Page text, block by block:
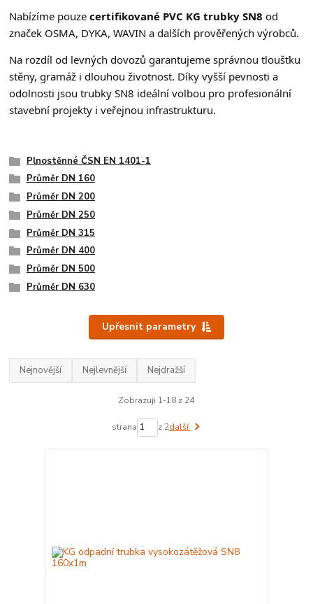
Nabízíme pouzecertifikované PVC KG trubky SN8 od
značek OSMA, DYKA, WAVIN a dalších prověřených výrobců.
Na rozdíl od levných dovozů garantujeme správnou tloušťku
stěny, gramáž i dlouhou životnost. Díky vyšší pevnosti a
odolnosti jsou trubky SN8 ideální volbou pro profesionální
stavební projekty i veřejnou infrastrukturu.
Plnostěnné ČSN EN 1401-1
Průměr DN 160
Průměr DN 200
Průměr DN 250
Průměr DN 315
Průměr DN 400
Průměr DN 500
Průměr DN 630
Upřesnit parametry
Nejnovější Nejlevnější Nejdražší
Zobrazuji 1-18 z 24
strana z 2další